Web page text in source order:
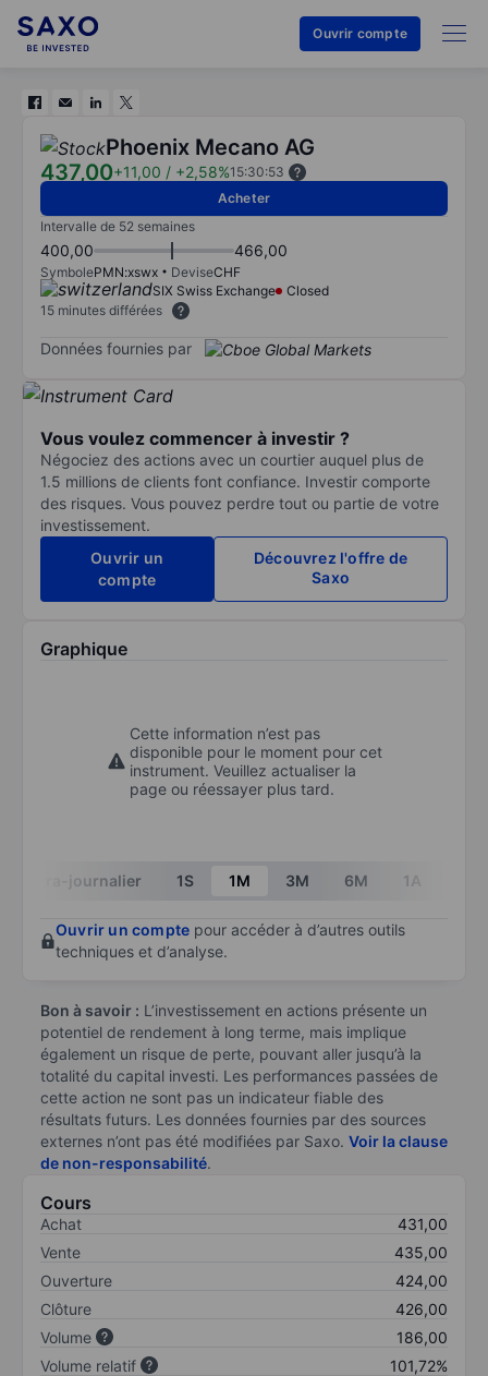
Ouvrir compte
Phoenix Mecano AG
437,00+11,00 / +2,58%15:30:53
Acheter
Intervalle de 52 semaines
400,00 466,00
SymbolePMN:xswx DeviseCHF
SIX Swiss Exchange
Closed
15 minutes différées
Données fournies par
Vous voulez commencer à investir ?
Négociez des actions avec un courtier auquel plus de
1.5 millions de clients font confiance. Investir comporte
des risques. Vous pouvez perdre tout ou partie de votre
investissement.
Ouvrir un
compte
Découvrez l'offre de
Saxo
Graphique
Cette information n’est pas
disponible pour le moment pour cet
instrument. Veuillez actualiser la
page ou réessayer plus tard.
Intra-journalier 1S 1M 3M 6M 1A
Ouvrir un compte pour accéder à d’autres outils
techniques et d’analyse.
Bon à savoir : L’investissement en actions présente un
potentiel de rendement à long terme, mais implique
également un risque de perte, pouvant aller jusqu’à la
totalité du capital investi. Les performances passées de
cette action ne sont pas un indicateur fiable des
résultats futurs. Les données fournies par des sources
externes n’ont pas été modifiées par Saxo. Voir la clause
de non-responsabilité.
Cours
Achat
431,00
Vente
435,00
Ouverture
424,00
Clôture
426,00
Volume
186,00
Volume relatif
101,72%